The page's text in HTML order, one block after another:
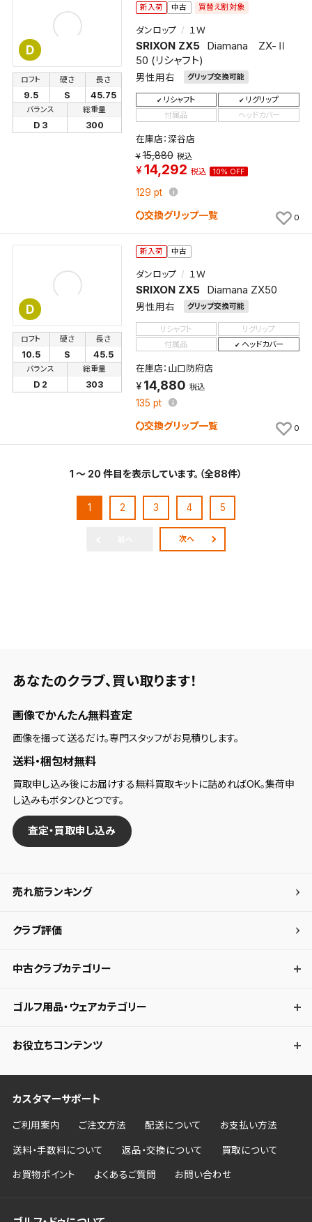
D
新入荷
中古 買替え割対象
ダンロップ １Ｗ
SRIXON ZX5
Diamana ZX-Ⅱ
50 (リシャフト)
男性用右 グリップ交換可能
ロフト
9.5
硬さ
S
長さ
45.75
バランス
D 3
総重量
300
リシャフト
リグリップ
付属品
ヘッドカバー
在庫店：深谷店
15,880 税込
14,292 税込 10% OFF
129 pt
交換グリップ一覧 0
D
新入荷 中古
ダンロップ １Ｗ
SRIXON ZX5 Diamana ZX50
男性用右 グリップ交換可能
ロフト
10.5
硬さ
S
長さ
45.5
バランス
D 2
総重量
303
リシャフト
リグリップ
付属品
ヘッドカバー
在庫店：山口防府店
14,880 税込
135 pt
交換グリップ一覧 0
1 ～ 20 件目を表示しています。（全88件）
1 2 3 4 5
次へ
あなたのクラブ、 買い取ります！
画像でかんたん無料査定
画像を撮って送るだけ。専門スタッフがお見積りします。
送料・梱包材無料
買取申し込み後にお届けする無料買取キットに詰めればOK。集荷申
し込みもボタンひとつです。
査定・買取申し込み
売れ筋ランキング
クラブ評価
中古クラブカテゴリー
ゴルフ用品・ウェアカテゴリー
お役立ちコンテンツ
カスタマーサポート
ご利用案内 ご注文方法 配送について お支払い方法
送料・手数料について 返品・交換について 買取について
お買物ポイント よくあるご質問 お問い合わせ